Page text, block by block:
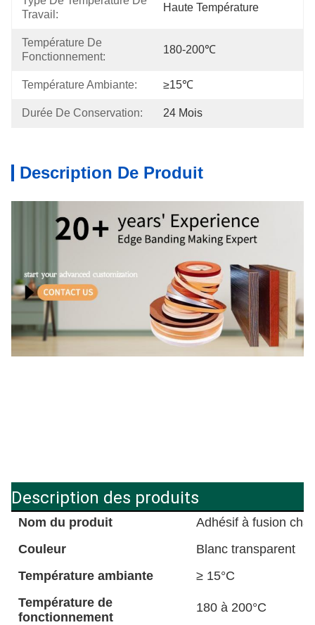
Travail:
Haute Température
Température De
Fonctionnement:
180-200℃
Température Ambiante: ≥15℃
Durée De Conservation: 24 Mois
Description De Produit
Description des produits
Nom du produit
Adhésif à fusion
Couleur
Blanc transparent
Température ambiante
≥ 15°C
Température de
fonctionnement
180 à 200°C